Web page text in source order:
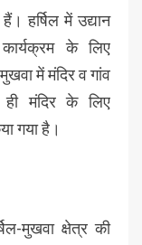
हर्षिल में उद्यान
के लिए
में मंदिर व गांव
मंदिर के लिए
गया है।
मुखवा क्षेत्र की